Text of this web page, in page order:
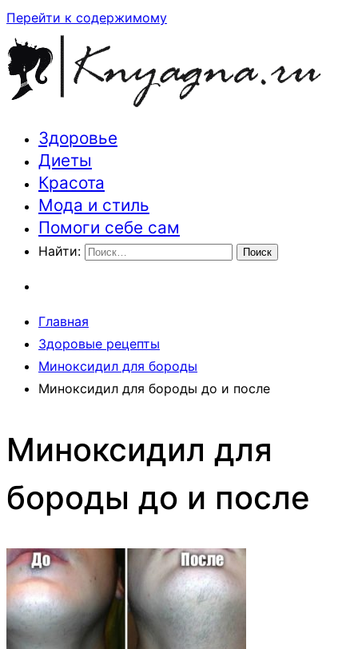
Перейти к содержимому
Траектория здоровья и красоты
Здоровье
Диеты
Красота
Мода и стиль
Помоги себе сам
Найти:
Главная
Здоровые рецепты
Миноксидил для бороды
Миноксидил для бороды до и после
Миноксидил для
бороды до и после